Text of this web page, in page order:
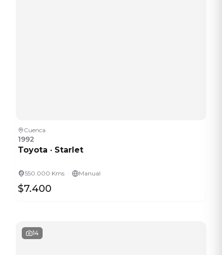
Cuenca
1992
Toyota · Starlet
550.000 Kms · Manual
$7.400
14